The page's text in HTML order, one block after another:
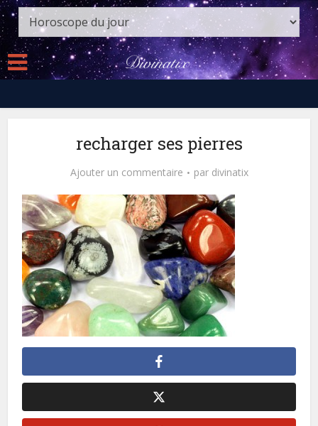
recharger ses pierres
Ajouter un commentaire par divinatix